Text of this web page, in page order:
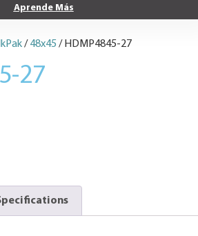
Aprende Más
/ 48x45 / HDMP4845-27
27